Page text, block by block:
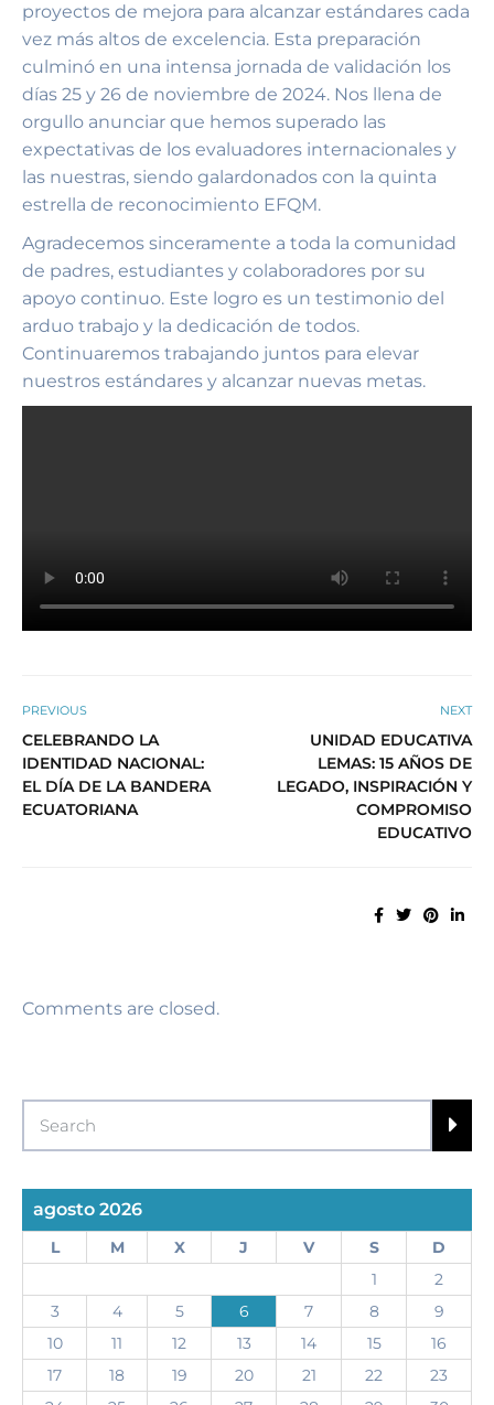
proyectos de mejora para alcanzar estándares cada
vez más altos de excelencia. Esta preparación
culminó en una intensa jornada de validación los
días 25 y 26 de noviembre de 2024. Nos llena de
orgullo anunciar que hemos superado las
expectativas de los evaluadores internacionales y
las nuestras, siendo galardonados con la quinta
estrella de reconocimiento EFQM.
Agradecemos sinceramente a toda la comunidad
de padres, estudiantes y colaboradores por su
apoyo continuo. Este logro es un testimonio del
arduo trabajo y la dedicación de todos.
Continuaremos trabajando juntos para elevar
nuestros estándares y alcanzar nuevas metas.
PREVIOUS
CELEBRANDO LA
IDENTIDAD NACIONAL:
EL DÍA DE LA BANDERA
ECUATORIANA
NEXT
UNIDAD EDUCATIVA
LEMAS: 15 AÑOS DE
LEGADO, INSPIRACIÓN Y
COMPROMISO
EDUCATIVO
Comments are closed.
agosto 2026
L M X J V S
D
1
2
3
4 5 6 7 8
9
10
11 12 13 14 15
16
17
18 19 20 21 22
23